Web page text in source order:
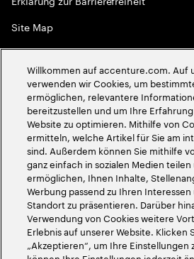
Site Map
Globale Meritokratie
2026Accenture. Alle Rechte vorbehalten
Willkommen auf accenture.com. Auf
verwenden wir Cookies, um
ermöglichen, relevantere
bereitzustellen und um Ihre
Website zu optimieren. Mithilfe von
ermitteln, welche Artikel für Sie am
sind. Außerdem können Sie mithilfe
ganz einfach in sozialen Medien teilen
ermöglichen, Ihnen Inhalte,
Werbung passend zu Ihren
Standort zu präsentieren. Darüber
Verwendung von Cookies weitere
Erlebnis auf unserer Website. Klicken
„Akzeptieren“, um Ihre Einstellungen